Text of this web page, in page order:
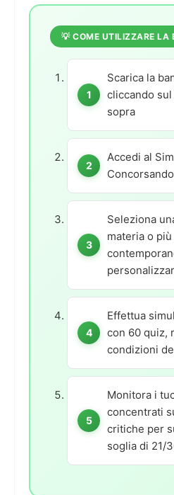
💡 COME UTILIZZARE LA
Scarica la
cliccando
sopra
Accedi al
Seleziona
materia o
Effettua
con 60 quiz,
condizioni
Monitora i
concentrati
critiche per
soglia di 21/